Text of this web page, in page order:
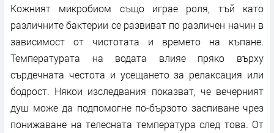
Кожният микробиом също играе роля, тъй като
различните бактерии се развиват по различен начин в
зависимост от чистотата и времето на къпане.
Температурата на водата влияе пряко върху
сърдечната честота и усещането за релаксация или
бодрост. Някои изследвания показват, че вечерният
душ може да подпомогне по-бързото заспиване чрез
понижаване на телесната температура след това. От